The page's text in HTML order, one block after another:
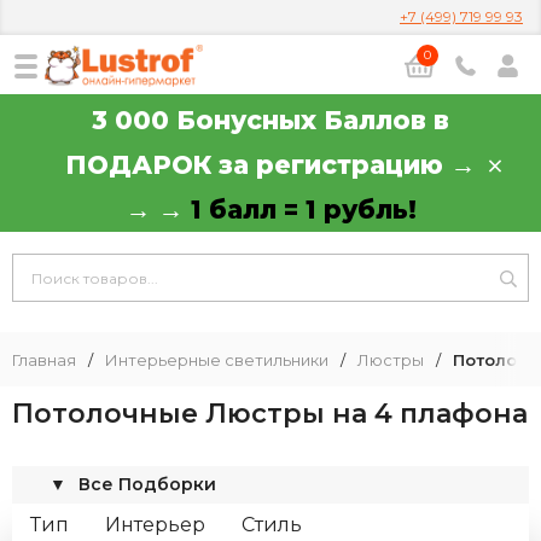
+7 (499) 719 99 93
0
3 000 Бонусных Баллов в
ПОДАРОК за регистрацию →
→ → 1 балл = 1 рубль!
Главная / Интерьерные светильники / Люстры /
Потолочные Люстры на 4 плафона
Все Подборки
▼
Тип Интерьер
Стиль